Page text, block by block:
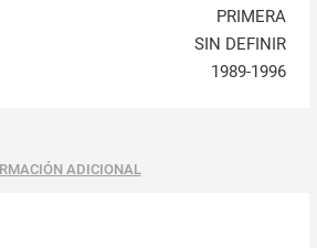
PRIMERA
SIN DEFINIR
1989-1996
ADICIONAL